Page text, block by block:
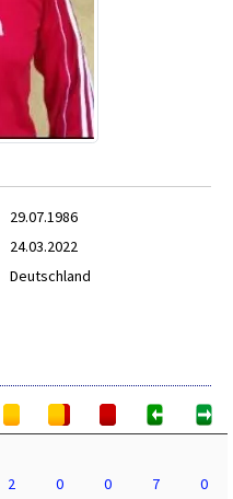
29.07.1986
24.03.2022
Deutschland
2 0 0 7
0